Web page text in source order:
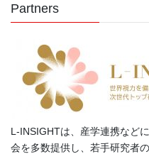
Partners
L-INSIGHTは、産学連携など
会を多数提供し、若手研究者